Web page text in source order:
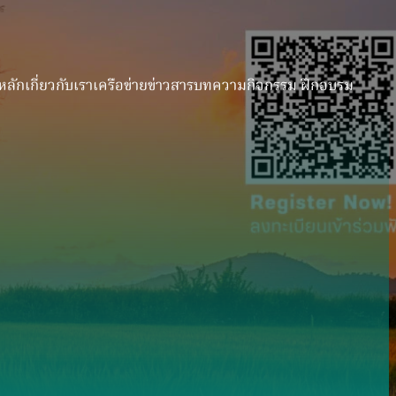
ลักเกี่ยวกับเราเครือข่ายข่าวสารบทความกิจกรรม ฝึกอบรม